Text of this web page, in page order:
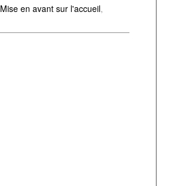
Mise en avant sur l'accueil,